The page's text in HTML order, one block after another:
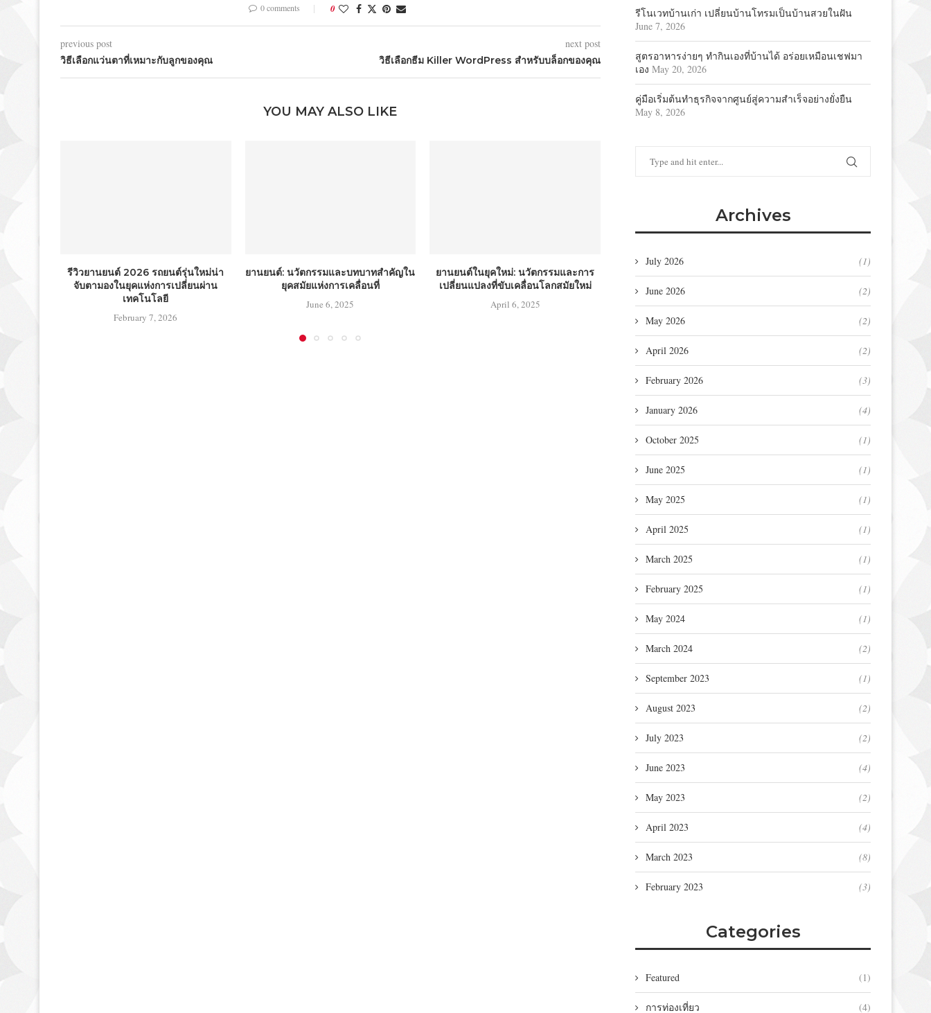
0 comments 0
previous post
วิธีเลือกแว่นตาที่เหมาะกับลูกของคุณ
next post
วิธีเลือกธีม Killer WordPress สำหรับบล็อกของคุณ
YOU MAY ALSO LIKE
รีวิวยานยนต์ 2026 รถยนต์รุ่นใหม่น่า
จับตามองในยุคแห่งการเปลี่ยนผ่าน
เทคโนโลยี
February 7, 2026
ยานยนต์: นวัตกรรมและบทบาทสำคัญใน
ยุคสมัยแห่งการเคลื่อนที่
June 6, 2025
ยานยนต์ในยุคใหม่: นวัตกรรมและการ
เปลี่ยนแปลงที่ขับเคลื่อนโลกสมัยใหม่
April 6, 2025
ปกป้องภายในรถของคุณ
April 15, 2023
วิธีรับข้อเสนอที่ดีที่สุดสำหรั
April 7, 2023
รีโนเวทบ้านเก่า เปลี่ยนบ้านโทรมเป็นบ้านสวยในฝัน
June 7, 2026
สูตรอาหารง่ายๆ ทำกินเองที่บ้านได้ อร่อยเหมือนเชฟมา
เอง May 20, 2026
คู่มือเริ่มต้นทำธุรกิจจากศูนย์สู่ความสำเร็จอย่างยั่งยืน
May 8, 2026
Archives
July 2026 (1)
June 2026 (2)
May 2026 (2)
April 2026 (2)
February 2026 (3)
January 2026 (4)
October 2025 (1)
June 2025 (1)
May 2025 (1)
April 2025 (1)
March 2025 (1)
February 2025 (1)
May 2024 (1)
March 2024 (2)
September 2023 (1)
August 2023 (2)
July 2023 (2)
June 2023 (4)
May 2023 (2)
April 2023 (4)
March 2023 (8)
February 2023 (3)
Categories
Featured (1)
การท่องเที่ยว (4)